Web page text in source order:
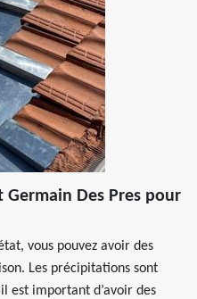
Germain Des Pres pour
vous pouvez avoir des
Les précipitations sont
est important d’avoir des